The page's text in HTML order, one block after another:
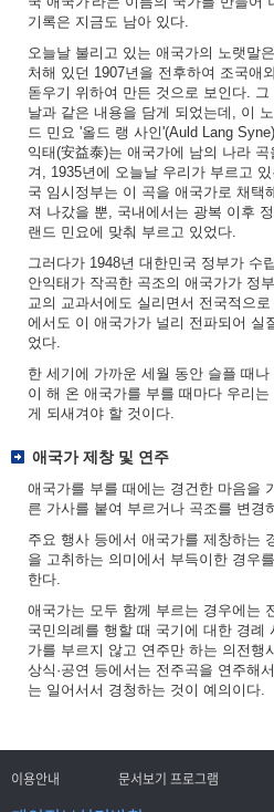
기록은 지금도 남아 있다.
오늘날 불리고 있는 애국가의 노랫말
처해 있던 1907년을 전후하여 조국애
돋우기 위하여 만든 것으로 보인다.
날과 같은 내용을 담게 되었는데, 이
드 민요 '올드 랭 사인'(Auld Lang
익태(安益泰)는 애국가에 남의 나라
겨, 1935년에 오늘날 우리가 부르고
국 임시정부는 이 곡을 애국가로 채택
져 나갔을 뿐, 국내에서는 광복 이후
랜드 민요에 맞춰 부르고 있었다.
그러다가 1948년 대한민국 정부가 수
안익태가 작곡한 곡조의 애국가가 정
교의 교과서에도 실리면서 전국적으
에서도 이 애국가가 널리 전파되어 실
었다.
한 세기에 가까운 세월 동안 슬플 때
이 해 온 애국가를 부를 때마다 우리
게 되새겨야 할 것이다.
애국가 제창 및 연주
애국가를 부를 때에는 경건한 마음을
른 가사를 붙여 부르거나 곡조를 변경
주요 행사 등에서 애국가를 제창하는
을 고취하는 의미에서 부득이한 경우
한다.
애국가는 모두 함께 부르는 경우에는
국민의례를 행할 때 국기에 대한 경례
가를 부르지 않고 연주만 하는 의전행
상식·공연 등에서는 전주곡을 연주해
는 일어서서 경청하는 것이 예의이다.
이용안내 문서보기 프로그램